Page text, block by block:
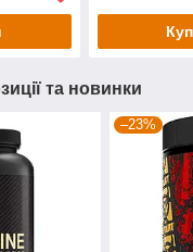
та новинки
–23%